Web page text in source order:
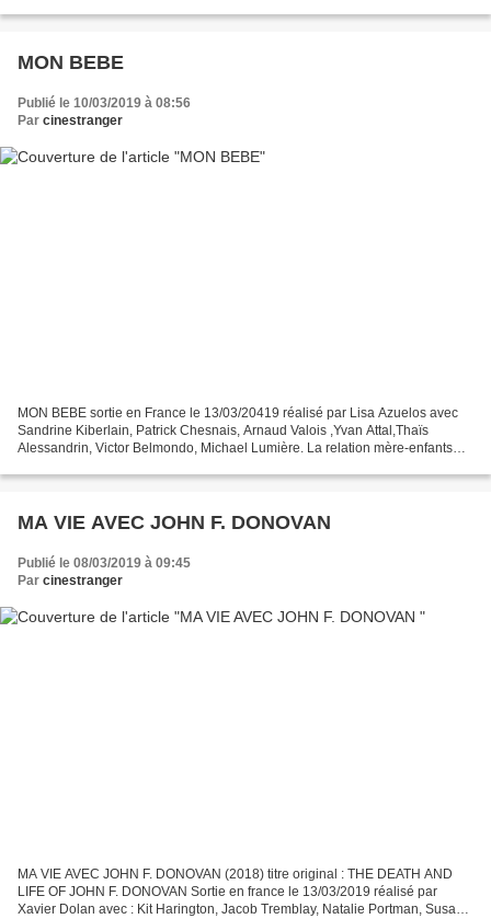
MON BEBE
Publié le 10/03/2019 à 08:56
Par cinestranger
MON BEBE sortie en France le 13/03/20419 réalisé par Lisa Azuelos avec
Sandrine Kiberlain, Patrick Chesnais, Arnaud Valois ,Yvan Attal,Thaïs
Alessandrin, Victor Belmondo, Michael Lumière. La relation mère-enfants
MA VIE AVEC JOHN F. DONOVAN
Publié le 08/03/2019 à 09:45
Par cinestranger
MA VIE AVEC JOHN F. DONOVAN (2018) titre original : THE DEATH AND
LIFE OF JOHN F. DONOVAN Sortie en france le 13/03/2019 réalisé par
Xavier Dolan avec : Kit Harington, Jacob Tremblay, Natalie Portman, Susan